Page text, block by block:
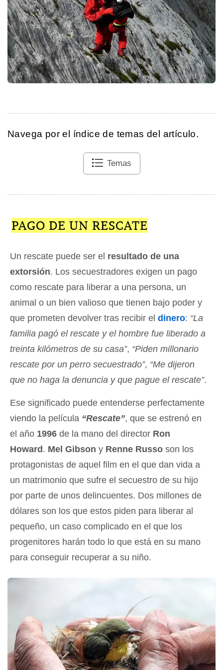
Navega por el índice de temas del artículo.
Temas
PAGO DE UN RESCATE
Un rescate puede ser el resultado de una
extorsión. Los secuestradores exigen un pago
como rescate para liberar a una persona, un
animal o un bien valioso que tienen bajo poder y
que prometen devolver tras recibir el dinero: “La
familia pagó el rescate y el hombre fue liberado a
treinta kilómetros de su casa”, “Piden millonario
rescate por un perro secuestrado”, “Me dijeron
que no haga la denuncia y que pague el rescate”.
Ese significado puede entenderse perfectamente
viendo la película “Rescate”, que se estrenó en
el año 1996 de la mano del director Ron
Howard. Mel Gibson y Renne Russo son los
protagonistas de aquel film en el que dan vida a
un matrimonio que sufre el secuestro de su hijo
por parte de unos delincuentes. Dos millones de
dólares son los que estos piden para liberar al
pequeño, un caso complicado en el que los
progenitores harán todo lo que está en su mano
para conseguir recuperar a su niño.